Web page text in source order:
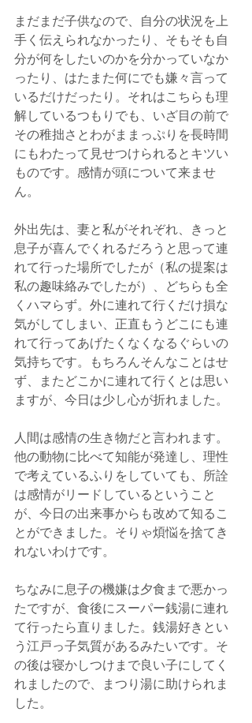
まだまだ子供なので、自分の状況を上
手く伝えられなかったり、そもそも自
分が何をしたいのかを分かっていなか
ったり、はたまた何にでも嫌々言って
いるだけだったり。それはこちらも理
解しているつもりでも、いざ目の前で
その稚拙さとわがままっぷりを長時間
にもわたって見せつけられるとキツい
ものです。感情が頭について来ませ
ん。
外出先は、妻と私がそれぞれ、きっと
息子が喜んでくれるだろうと思って連
れて行った場所でしたが（私の提案は
私の趣味絡みでしたが）、どちらも全
くハマらず。外に連れて行くだけ損な
気がしてしまい、正直もうどこにも連
れて行ってあげたくなくなるぐらいの
気持ちです。もちろんそんなことはせ
ず、またどこかに連れて行くとは思い
ますが、今日は少し心が折れました。
人間は感情の生き物だと言われます。
他の動物に比べて知能が発達し、理性
で考えているふりをしていても、所詮
は感情がリードしているということ
が、今日の出来事からも改めて知るこ
とができました。そりゃ煩悩を捨てき
れないわけです。
ちなみに息子の機嫌は夕食まで悪かっ
たですが、食後にスーパー銭湯に連れ
て行ったら直りました。銭湯好きとい
う江戸っ子気質があるみたいです。そ
の後は寝かしつけまで良い子にしてく
れましたので、まつり湯に助けられま
した。